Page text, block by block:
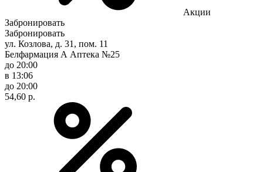
Акции
Забронировать
Забронировать
ул. Козлова, д. 31, пом. 11
Белфармация А Аптека №25
до 20:00
в 13:06
до 20:00
54,60 р.